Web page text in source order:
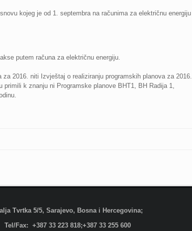
kojeg je od 1. septembra na računima za električnu energiju
putem računa za električnu energiju.
2016. niti Izvještaj o realiziranju programskih planova za 2016.
k znanju ni Programske planove BHT1, BH Radija 1,
Tvrtka 5/5, Sarajevo, Bosna i Hercegovina;
Tel/Fax: +387 33 223 818;+387 33 255 600